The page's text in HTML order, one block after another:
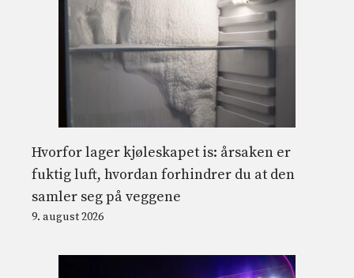
Hvorfor lager kjøleskapet is: årsaken er
fuktig luft, hvordan forhindrer du at den
samler seg på veggene
9. august 2026